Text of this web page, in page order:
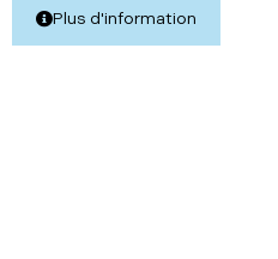
Plus d'information